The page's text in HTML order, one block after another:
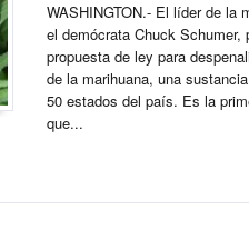
WASHINGTON.- El líder de la
el demócrata Chuck
propuesta de ley para
de la marihuana, una
50 estados del país. Es la
que...